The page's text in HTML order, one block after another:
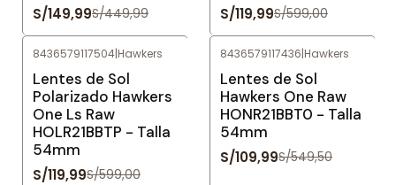
S/149,99S/449,99 S/119,99S/599,00
8436579117504|Hawkers
Lentes de Sol
Polarizado Hawkers
One Ls Raw
HOLR21BBTP - Talla
54mm
S/119,99S/599,00
8436579117436|Hawkers
Lentes de Sol
Hawkers One Raw
HONR21BBT0 - Talla
54mm
S/109,99S/549,50